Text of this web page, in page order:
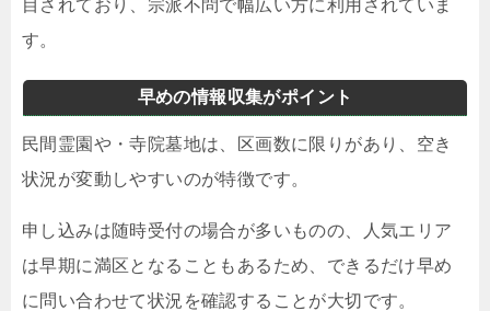
目されており、宗派不問で幅広い方に利用されていま
す。
早めの情報収集がポイント
民間霊園や・寺院墓地は、区画数に限りがあり、空き
状況が変動しやすいのが特徴です。
申し込みは随時受付の場合が多いものの、人気エリア
は早期に満区となることもあるため、できるだけ早め
に問い合わせて状況を確認することが大切です。